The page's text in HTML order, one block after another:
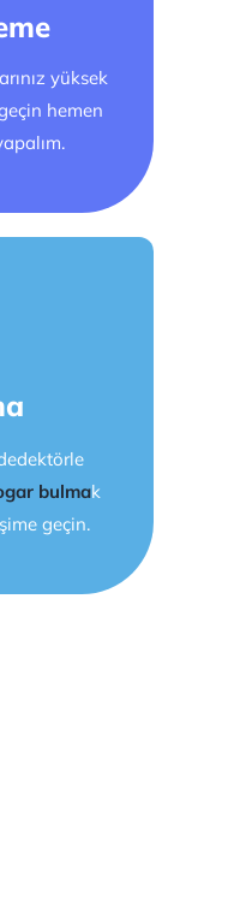
yüksek
hemen
bulmak
geçin.